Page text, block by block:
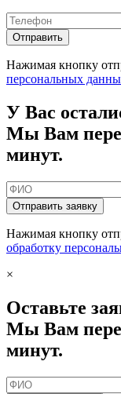
Отправить
Нажимая кнопку
персональных
У Вас
Мы Вам
минут.
Отправить заявку
Нажимая кнопку
обработку
×
Оставьте
Мы Вам
минут.